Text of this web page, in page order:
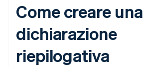
Come creare una
dichiarazione
riepilogativa